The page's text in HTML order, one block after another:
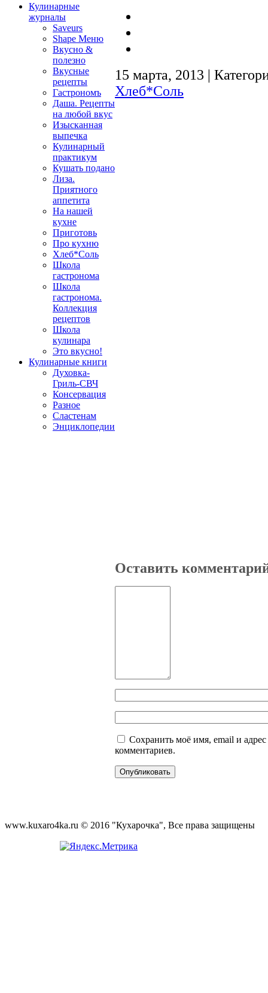
Кулинарные
журналы
Saveurs
Shape Меню
Вкусно &
полезно
Вкусные
рецепты
Гастрономъ
Даша. Рецепты
на любой вкус
Изысканная
выпечка
Кулинарный
практикум
Кушать подано
Лиза.
Приятного
аппетита
На нашей
кухне
Приготовь
Про кухню
Хлеб*Соль
Школа
гастронома
Школа
гастронома.
Коллекция
рецептов
Школа
кулинара
Это вкусно!
Кулинарные книги
Духовка-
Гриль-СВЧ
Консервация
Разное
Сластенам
Энциклопедии
15 марта, 2013 |
Хлеб*Соль
Оставить
Сохранить моё имя, email и
комментариев.
www.kuxaro4ka.ru © 2016 "Кухарочка", Все права защищены